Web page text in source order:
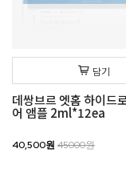
담기
데쌍브르 엣홈 하이드
어 앰플 2ml*12ea
40,500원 45000원